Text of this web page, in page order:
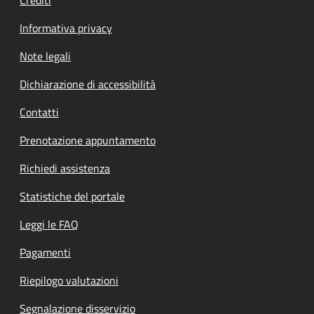
Informativa privacy
Note legali
Dichiarazione di accessibilità
Contatti
Prenotazione appuntamento
Richiedi assistenza
Statistiche del portale
Leggi le FAQ
Pagamenti
Riepilogo valutazioni
Segnalazione disservizio